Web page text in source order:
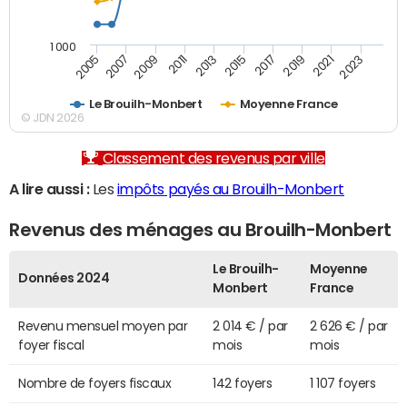
Le Brouilh-Monbert Moyenne France
2005 2007 2009 2011 2013 2015 2017 2019 2021 2023
1 000
© JDN 2026
Classement des revenus par ville
A lire aussi :Les impôts payés au Brouilh-Monbert
Revenus des ménages au Brouilh-Monbert
Données 2024
Le Brouilh-
Monbert
Moyenne
France
Revenu mensuel moyen par
foyer fiscal
2 014 € / par
mois
2 626 € / par
mois
Nombre de foyers fiscaux 142 foyers 1 107 foyers